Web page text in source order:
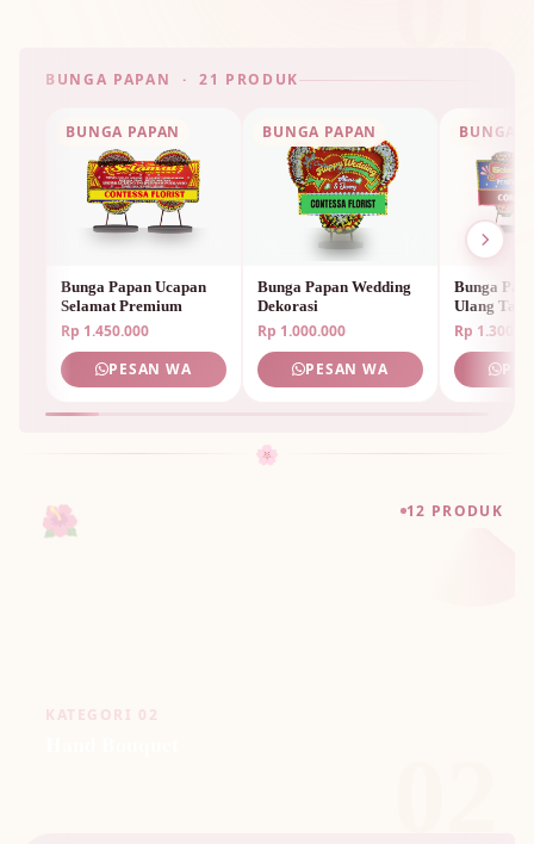
BUNGA PAPAN · 21 PRODUK
BUNGA PAPAN
Bunga Papan Ucapan
Selamat Premium
Rp 1.450.000
PESAN WA
BUNGA PAPAN
Bunga Papan Wedding
Dekorasi
Rp 1.000.000
PESAN WA
BUNGA
Bunga
Ulang
Unik
Rp
🌸
12 PRODUK
🌺
KATEGORI 02